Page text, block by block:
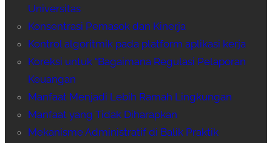
Universitas
Konsentrasi Pemasok dan Kinerja
Kontrol algoritmik pada platform aplikasi kerja
Koreksi untuk “Bagaimana Regulasi Pelaporan
Keuangan
Manfaat Menjadi Lebih Ramah Lingkungan
Manfaat yang Tidak Diharapkan
Mekanisme Administratif di Balik Praktik